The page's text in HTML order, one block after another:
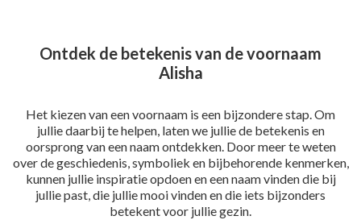
Ontdek de betekenis van de voornaam
Alisha
Het kiezen van een voornaam is een bijzondere stap. Om
jullie daarbij te helpen, laten we jullie de betekenis en
oorsprong van een naam ontdekken. Door meer te weten
over de geschiedenis, symboliek en bijbehorende kenmerken,
kunnen jullie inspiratie opdoen en een naam vinden die bij
jullie past, die jullie mooi vinden en die iets bijzonders
betekent voor jullie gezin.